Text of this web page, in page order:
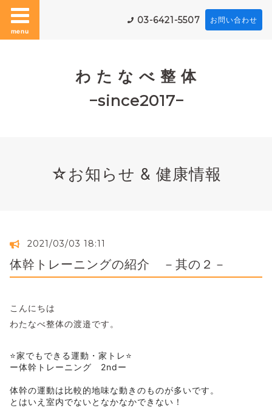
menu
03-6421-5507 お問い合わせ
わ た な べ 整 体
−since2017−
☆お知らせ & 健康情報
2021/03/03 18:11
体幹トレーニングの紹介 －其の２－
こんにちは
わたなべ整体の渡邉です。
⭐️家でもできる運動・家トレ⭐️
ー体幹トレーニング 2ndー
体幹の運動は比較的地味な動きのものが多いです。
とはいえ室内でないとなかなかできない！